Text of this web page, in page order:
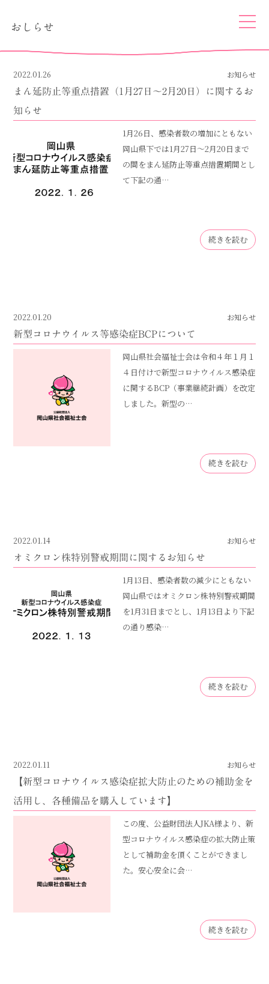
おしらせ
2022.01.26 お知らせ
まん延防止等重点措置（1月27日～2月20日）に関するお
知らせ
1月26日、感染者数の増加にともない
岡山県下では1月27日～2月20日まで
の間をまん延防止等重点措置期間とし
て下記の通…
続きを読む
2022.01.20 お知らせ
新型コロナウイルス等感染症BCPについて
岡山県社会福祉士会は令和４年１月１
４日付けで新型コロナウイルス感染症
に関するBCP（事業継続計画）を改定
しました。新型の…
続きを読む
2022.01.14 お知らせ
オミクロン株特別警戒期間に関するお知らせ
1月13日、感染者数の減少にともない
岡山県ではオミクロン株特別警戒期間
を1月31日までとし、1月13日より下記
の通り感染…
続きを読む
2022.01.11 お知らせ
【新型コロナウイルス感染症拡大防止のための補助金を
活用し、各種備品を購入しています】
この度、公益財団法人JKA様より、新
型コロナウイルス感染症の拡大防止策
として補助金を頂くことができまし
た。安心安全に会…
続きを読む